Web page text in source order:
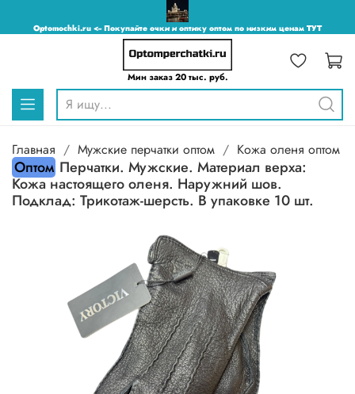
Optomochki.ru <-- Покупайте очки и оптику оптом по низким ценам ТУТ
Мин заказ 20 тыс. руб.
Главная Мужские перчатки оптом Кожа оленя оптом
Оптом Перчатки. Мужские. Материал верха:
Кожа настоящего оленя. Наружний шов.
Подклад: Трикотаж-шерсть. В упаковке 10 шт.